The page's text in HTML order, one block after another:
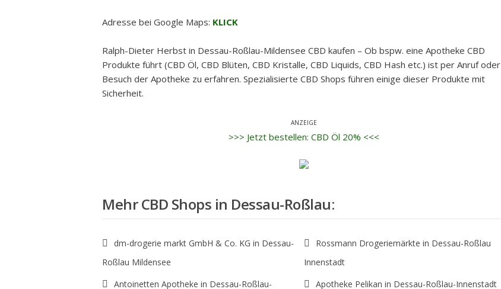
Adresse bei Google Maps: KLICK
Ralph-Dieter Herbst in Dessau-Roßlau-Mildensee CBD kaufen – Ob bspw. eine Apotheke CBD
Produkte führt (CBD Öl, CBD Blüten, CBD Kristalle, CBD Liquids, CBD Hash etc.) ist per Anruf oder
Besuch der Apotheke zu erfahren. Spezialisierte CBD Shops führen einige dieser Produkte mit
Sicherheit.
ANZEIGE
>>> Jetzt bestellen: CBD Öl 20% <<<
Mehr CBD Shops in Dessau-Roßlau:
dm-drogerie markt GmbH & Co. KG in Dessau-
Roßlau Mildensee
Rossmann Drogeriemärkte in Dessau-Roßlau
Innenstadt
Antoinetten Apotheke in Dessau-Roßlau-
Apotheke Pelikan in Dessau-Roßlau-Innenstadt